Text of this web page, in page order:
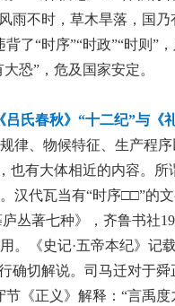
雨不时，草木旱落，国
了“时序”“时政”“时则”
恐”，危及国家安定。
氏春秋》“十二纪”与《礼
律、物候特征、生产程
也有大体相近的内容。
汉代瓦当有“时序□□”的
丛著七种》，齐鲁书社
。《史记·五帝本纪》记
确切解说。司马迁对于
《正义》解释：“言禹